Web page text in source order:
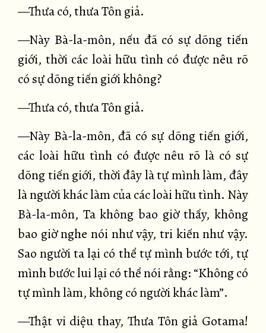
—Thưa có, thưa Tôn giả.
—Này Bà-la-môn, nếu đã có sự dõng tiến
giới, thời các loài hữu tình có được nêu rõ
có sự dõng tiến giới không?
—Thưa có, thưa Tôn giả.
—Này Bà-la-môn, đã có sự dõng tiến giới,
các loài hữu tình có được nêu rõ là có sự
dõng tiến giới, thời đây là tự mình làm, đây
là người khác làm của các loài hữu tình. Này
Bà-la-môn, Ta không bao giờ thấy, không
bao giờ nghe nói như vậy, tri kiến như vậy.
Sao người ta lại có thể tự mình bước tới, tự
mình bước lui lại có thể nói rằng: “Không có
tự mình làm, không có người khác làm”.
—Thật vi diệu thay, Thưa Tôn giả Gotama!